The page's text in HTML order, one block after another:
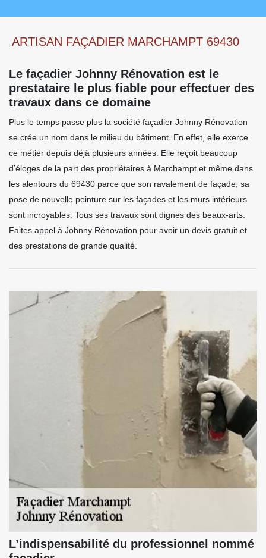
ARTISAN FAÇADIER MARCHAMPT 69430
Le façadier Johnny Rénovation est le
prestataire le plus fiable pour effectuer des
travaux dans ce domaine
Plus le temps passe plus la société façadier Johnny Rénovation
se crée un nom dans le milieu du bâtiment. En effet, elle exerce
ce métier depuis déjà plusieurs années. Elle reçoit beaucoup
d’éloges de la part des propriétaires à Marchampt et même dans
les alentours du 69430 parce que son ravalement de façade, sa
pose de nouvelle peinture sur les façades et les murs intérieurs
sont incroyables. Tous ses travaux sont dignes des beaux-arts.
Faites appel à Johnny Rénovation pour avoir un devis gratuit et
des prestations de grande qualité.
L’indispensabilité du professionnel nommé